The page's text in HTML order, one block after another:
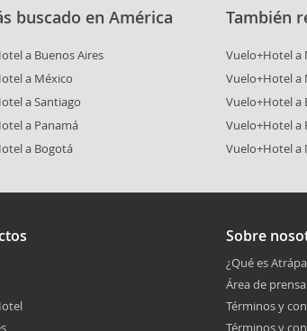
buscado en América
a Buenos Aires
a México
a Santiago
a Panamá
a Bogotá
También
Vuelo+Hotel a
Vuelo+Hotel a
Vuelo+Hotel a
Vuelo+Hotel a
Vuelo+Hotel a
Sobre
¿Qué es
Área de prensa
Términos y
Términos y